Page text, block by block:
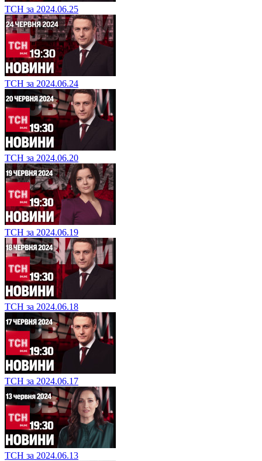
ТСН за 2024.06.25
ТСН за 2024.06.24
ТСН за 2024.06.20
ТСН за 2024.06.19
ТСН за 2024.06.18
ТСН за 2024.06.17
ТСН за 2024.06.13